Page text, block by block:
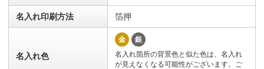
名入れ印刷方法 箔押
名入れ色
金
銀
名入れ箇所の背景色と似た色は、名入れ
が見えなくなる可能性がございます。ご